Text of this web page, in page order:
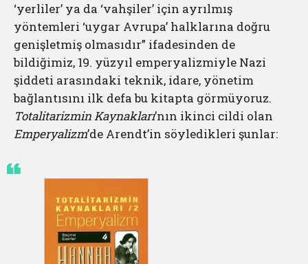
‘yerliler’ ya da ‘vahşiler’ için ayrılmış
yöntemleri ‘uygar Avrupa’ halklarına doğru
genişletmiş olmasıdır” ifadesinden de
bildiğimiz, 19. yüzyıl emperyalizmiyle Nazi
şiddeti arasındaki teknik, idare, yönetim
bağlantısını ilk defa bu kitapta görmüyoruz.
Totalitarizmin Kaynakları’nın ikinci cildi olan
Emperyalizm’de Arendt’in söyledikleri şunlar: